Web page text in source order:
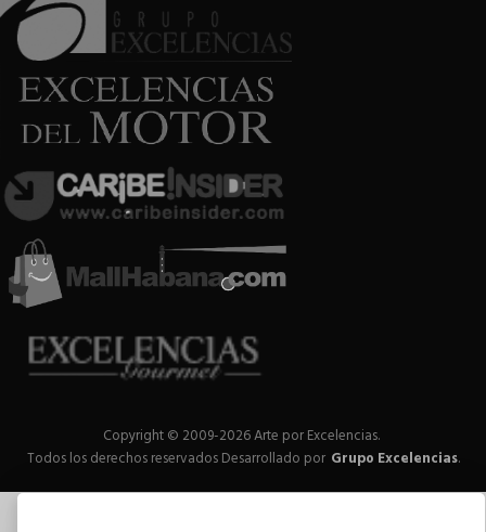
Copyright © 2009-2026 Arte por Excelencias.
Todos los derechos reservadosDesarrollado por Grupo Excelencias.